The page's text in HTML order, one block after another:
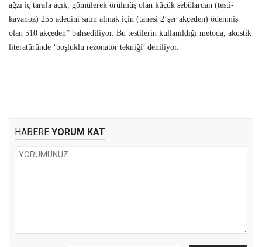
ağzı iç tarafa açık, gömülerek örülmüş olan küçük sebûlardan (testi-
kavanoz) 255 adedini satın almak için (tanesi 2’şer akçeden) ödenmiş
olan 510 akçeden” bahsediliyor. Bu testilerin kullanıldığı metoda, akustik
literatüründe ‘boşluklu rezonatör tekniği’ deniliyor.
HABERE YORUM KAT